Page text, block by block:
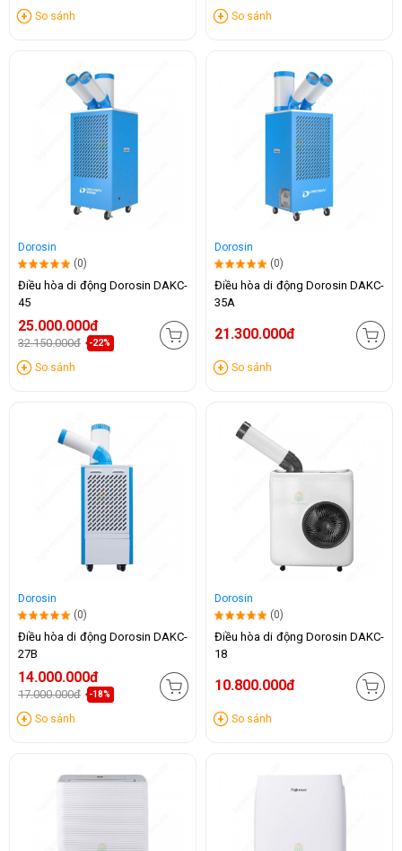
So sánh So sánh
Dorosin
(0)
Điều hòa di động Dorosin DAKC-
45
25.000.000đ
32.150.000đ -22%
So sánh
Dorosin
(0)
Điều hòa di động Dorosin DAKC-
35A
21.300.000đ
So sánh
Dorosin
(0)
Điều hòa di động Dorosin DAKC-
27B
14.000.000đ
17.000.000đ -18%
So sánh
Dorosin
(0)
Điều hòa di động Dorosin DAKC-
18
10.800.000đ
So sánh